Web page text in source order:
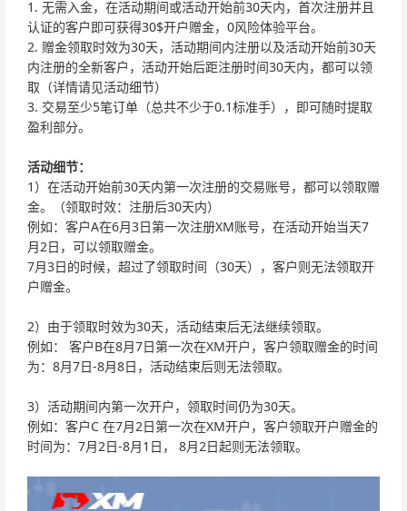
1. 无需入金，在活动期间或活动开始前30天内，首次注册并且
认证的客户即可获得30$开户赠金，0风险体验平台。
2. 赠金领取时效为30天，活动期间内注册以及活动开始前30天
内注册的全新客户，活动开始后距注册时间30天内，都可以领
取（详情请见活动细节）
3. 交易至少5笔订单（总共不少于0.1标准手），即可随时提取
盈利部分。
活动细节：
1）在活动开始前30天内第一次注册的交易账号，都可以领取赠
金。（领取时效：注册后30天内）
例如：客户A在6月3日第一次注册XM账号，在活动开始当天7
月2日，可以领取赠金。
7月3日的时候，超过了领取时间（30天），客户则无法领取开
户赠金。
2）由于领取时效为30天，活动结束后无法继续领取。
例如： 客户B在8月7日第一次在XM开户，客户领取赠金的时间
为：8月7日-8月8日，活动结束后则无法领取。
3）活动期间内第一次开户，领取时间仍为30天。
例如：客户C 在7月2日第一次在XM开户，客户领取开户赠金的
时间为：7月2日-8月1日， 8月2日起则无法领取。